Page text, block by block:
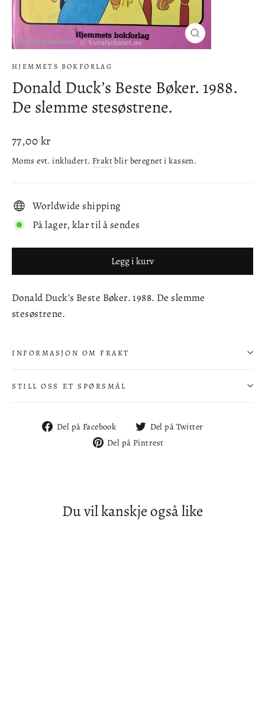
Lukke
(esc)
HJEMMETS BOKFORLAG
Donald Duck’s Beste Bøker. 1988.
De slemme stesøstrene.
Ordinær
pris
77,00 kr
Moms evt. inkludert. Fraktblir beregnet i kassen.
Worldwide shipping
På lager, klar til å sendes
Legg i kurv
Donald Duck’s Beste Bøker. 1988. De slemme
stesøstrene.
INFORMASJON OM FRAKT
STILL OSS ET SPØRSMÅL
Del på Facebook
Del
på
Del på Twitter
Del på Pintrest
Du vil kanskje også like